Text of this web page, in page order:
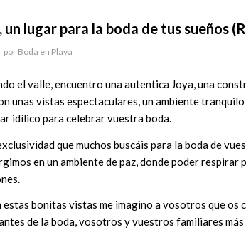
lugar para la boda de tus sueños
por Boda en Playa
el valle, encuentro una autentica Joya, una
unas vistas espectaculares, un ambiente
idílico para celebrar vuestra boda.
que muchos buscáis para la boda de
en un ambiente de paz, donde poder
bonitas vistas me imagino a vosotros que os
de la boda, vosotros y vuestros familiares